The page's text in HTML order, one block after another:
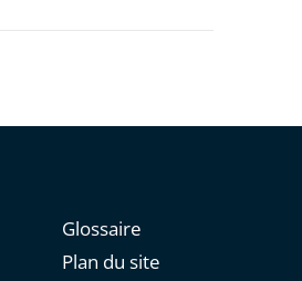
Glossaire
Plan du site